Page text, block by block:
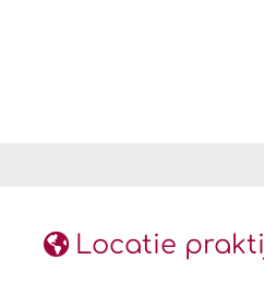
Locatie